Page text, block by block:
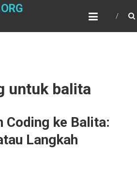
untuk balita
Coding ke Balita:
Langkah